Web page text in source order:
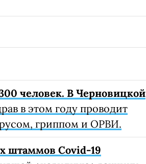
человек. В Черновицкой
в этом году проводит
гриппом и ОРВИ.
штаммов Covid-19